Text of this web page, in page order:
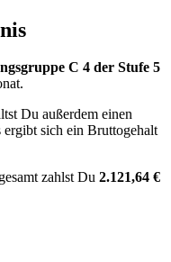
C 4 der Stufe 5
Du außerdem einen
ergibt sich ein Bruttogehalt
zahlst Du 2.121,64 €